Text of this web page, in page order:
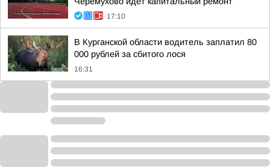
17:10
В Курганской области водитель заплатил 80
000 рублей за сбитого лося
16:31